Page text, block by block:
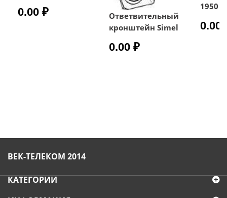
0.00 ₽
Ответвительный
кронштейн Simel
0.00 ₽
1950
0.00
ВЕК-ТЕЛЕКОМ 2014
КАТЕГОРИИ